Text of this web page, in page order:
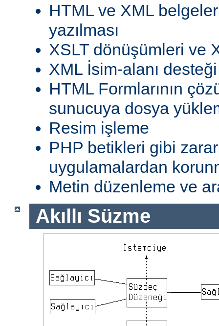
HTML ve XML
yazılması
XSLT dönüşümleri ve
XML İsim-alanı desteği
HTML Formlarının
sunucuya dosya
Resim işleme
PHP betikleri gibi
uygulamalardan
Metin düzenleme ve
Akıllı Süzme